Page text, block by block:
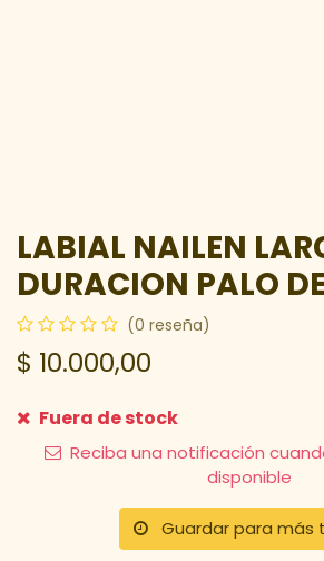
LABIAL NAILEN
DURACION PALO
(0 reseña)
$ 10.000,00
Fuera de stock
Reciba una notificación
disponible
Guardar para más